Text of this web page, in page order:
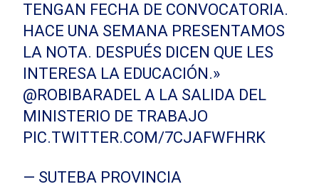
TENGAN FECHA DE CONVOCATORIA.
HACE UNA SEMANA PRESENTAMOS
LA NOTA. DESPUÉS DICEN QUE LES
INTERESA LA EDUCACIÓN.»
@ROBIBARADEL A LA SALIDA DEL
MINISTERIO DE TRABAJO
PIC.TWITTER.COM/7CJAFWFHRK
— SUTEBA PROVINCIA